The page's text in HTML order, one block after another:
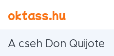
oktass.hu
A cseh Don Quijote